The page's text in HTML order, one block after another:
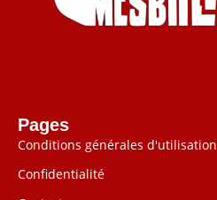
Pages
Conditions générales d'utilisation
Confidentialité